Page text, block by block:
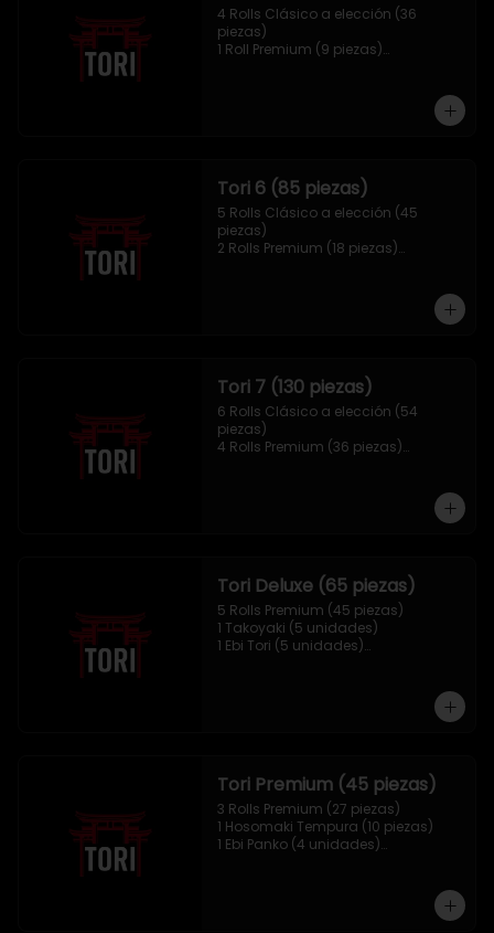
4 Rolls Clásico a elección (36
piezas)
1 Roll Premium (9 piezas)
Tori 6 (85 piezas)
5 Rolls Clásico a elección (45
piezas)
2 Rolls Premium (18 piezas)
Tori 7 (130 piezas)
6 Rolls Clásico a elección (54
piezas)
4 Rolls Premium (36 piezas)
Tori Deluxe (65 piezas)
5 Rolls Premium (45 piezas)
1 Takoyaki (5 unidades)
1 Ebi Tori (5 unidades)
Tori Premium (45 piezas)
3 Rolls Premium (27 piezas)
1 Hosomaki Tempura (10 piezas)
1 Ebi Panko (4 unidades)